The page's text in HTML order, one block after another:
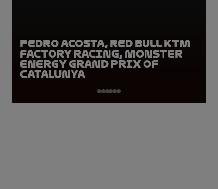
Pedro Acosta, Red Bull KTM
Factory Racing, Monster
Energy Grand Prix of
Catalunya